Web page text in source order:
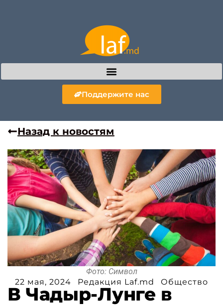
Поддержите нас
Назад к новостям
Фото: Символ
22 мая, 2024
Редакция Laf.md Общество
В Чадыр-Лунге в